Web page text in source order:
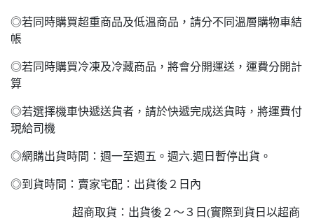
◎若同時購買超重商品及低溫商品，請分不同溫層購物車結
帳
◎若同時購買冷凍及冷藏商品，將會分開運送，運費分開計
算
◎若選擇機車快遞送貨者，請於快遞完成送貨時，將運費付
現給司機
◎網購出貨時間：週一至週五。週六.週日暫停出貨。
◎到貨時間：賣家宅配：出貨後２日內
超商取貨：出貨後２～３日(實際到貨日以超商